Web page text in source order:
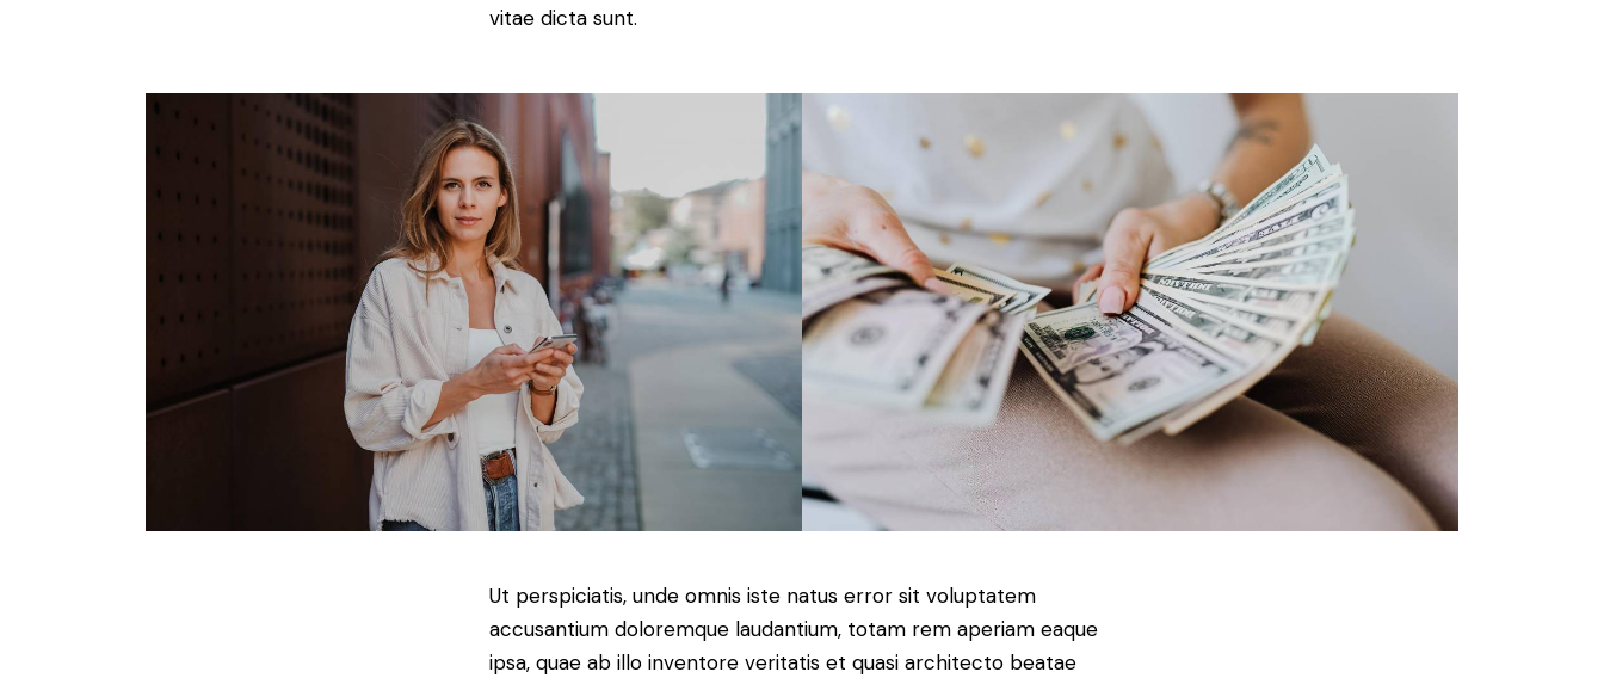
vitae dicta sunt.
Ut perspiciatis, unde omnis iste natus error sit voluptatem
accusantium doloremque laudantium, totam rem aperiam eaque
ipsa, quae ab illo inventore veritatis et quasi architecto beatae